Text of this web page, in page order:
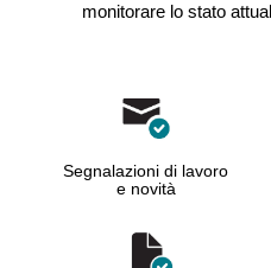
monitorare lo stato
Segnalazioni di lavoro
e novità